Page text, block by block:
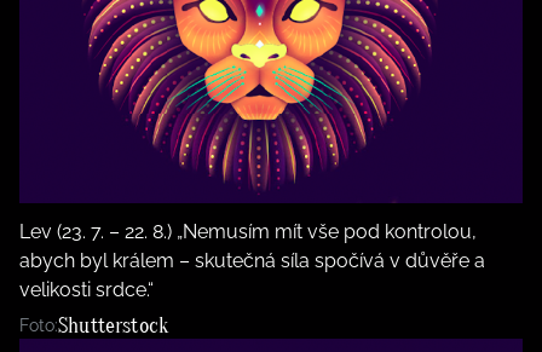
Lev (23. 7. – 22. 8.) „Nemusím mít vše pod kontrolou,
abych byl králem – skutečná síla spočívá v důvěře a
velikosti srdce.“
Foto:Shutterstock